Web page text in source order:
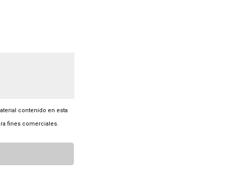
contenido en esta
fines comerciales.